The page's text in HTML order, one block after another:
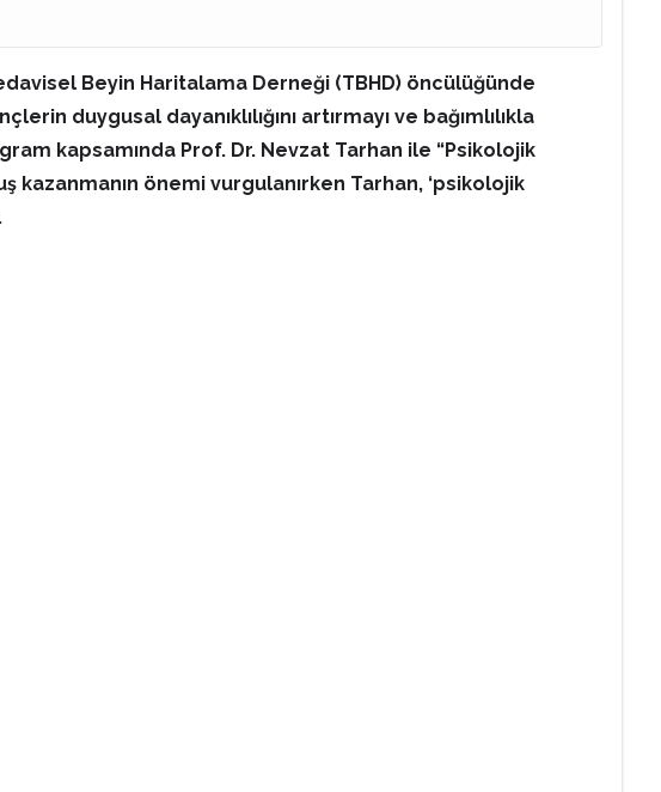
Beyin Haritalama Derneği (TBHD) öncülüğünde
duygusal dayanıklılığını artırmayı ve bağımlılıkla
kapsamında Prof. Dr. Nevzat Tarhan ile “Psikolojik
kazanmanın önemi vurgulanırken Tarhan, ‘psikolojik